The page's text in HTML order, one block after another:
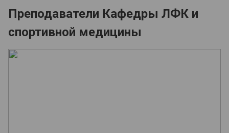
Преподаватели Кафедры ЛФК и
спортивной медицины